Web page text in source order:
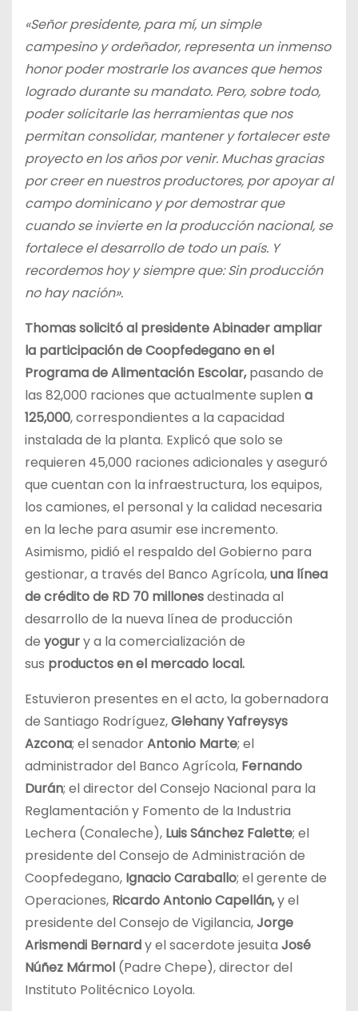
«Señor presidente, para mí, un simple
campesino y ordeñador, representa un inmenso
honor poder mostrarle los avances que hemos
logrado durante su mandato. Pero, sobre todo,
poder solicitarle las herramientas que nos
permitan consolidar, mantener y fortalecer este
proyecto en los años por venir. Muchas gracias
por creer en nuestros productores, por apoyar al
campo dominicano y por demostrar que
cuando se invierte en la producción nacional, se
fortalece el desarrollo de todo un país. Y
recordemos hoy y siempre que: Sin producción
no hay nación».
Thomas solicitó al presidente Abinader ampliar
la participación de Coopfedegano en el
Programa de Alimentación Escolar,pasando de
las 82,000 raciones que actualmente suplen a
125,000, correspondientes a la capacidad
instalada de la planta. Explicó que solo se
requieren 45,000 raciones adicionales y aseguró
que cuentan con la infraestructura, los equipos,
los camiones, el personal y la calidad necesaria
en la leche para asumir ese incremento.
Asimismo, pidió el respaldo del Gobierno para
gestionar, a través del Banco Agrícola,una línea
de crédito de RD 70 millonesdestinada al
desarrollo de la nueva línea de producción
de yogury a la comercialización de
sus productos en el mercado local.
Estuvieron presentes en el acto, la gobernadora
de Santiago Rodríguez,Glehany Yafreysys
Azcona; el senadorAntonio Marte; el
administrador del Banco Agrícola, Fernando
Durán; el director del Consejo Nacional para la
Reglamentación y Fomento de la Industria
Lechera (Conaleche), Luis Sánchez Falette; el
presidente del Consejo de Administración de
Coopfedegano, Ignacio Caraballo; el gerente de
Operaciones, Ricardo Antonio Capellán,y el
presidente del Consejo de Vigilancia,Jorge
Arismendi Bernardy el sacerdote jesuita José
Núñez Mármol (Padre Chepe), director del
Instituto Politécnico Loyola.